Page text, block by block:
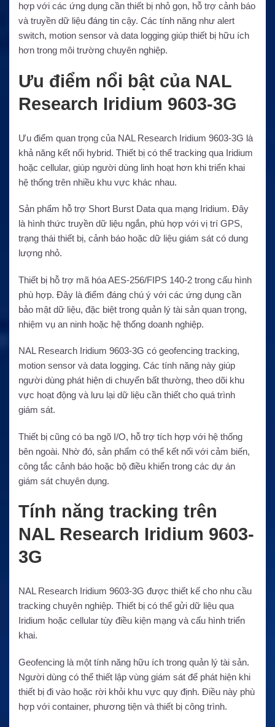
hợp với các ứng dụng cần thiết bị nhỏ gọn, hỗ trợ cảnh báo
và truyền dữ liệu đáng tin cậy. Các tính năng như alert
switch, motion sensor và data logging giúp thiết bị hữu ích
hơn trong môi trường chuyên nghiệp.
Ưu điểm nổi bật của NAL
Research Iridium 9603-3G
Ưu điểm quan trọng của NAL Research Iridium 9603-3G là
khả năng kết nối hybrid. Thiết bị có thể tracking qua Iridium
hoặc cellular, giúp người dùng linh hoạt hơn khi triển khai
hệ thống trên nhiều khu vực khác nhau.
Sản phẩm hỗ trợ Short Burst Data qua mạng Iridium. Đây
là hình thức truyền dữ liệu ngắn, phù hợp với vị trí GPS,
trạng thái thiết bị, cảnh báo hoặc dữ liệu giám sát có dung
lượng nhỏ.
Thiết bị hỗ trợ mã hóa AES-256/FIPS 140-2 trong cấu hình
phù hợp. Đây là điểm đáng chú ý với các ứng dụng cần
bảo mật dữ liệu, đặc biệt trong quản lý tài sản quan trọng,
nhiệm vụ an ninh hoặc hệ thống doanh nghiệp.
NAL Research Iridium 9603-3G có geofencing tracking,
motion sensor và data logging. Các tính năng này giúp
người dùng phát hiện di chuyển bất thường, theo dõi khu
vực hoạt động và lưu lại dữ liệu cần thiết cho quá trình
giám sát.
Thiết bị cũng có ba ngõ I/O, hỗ trợ tích hợp với hệ thống
bên ngoài. Nhờ đó, sản phẩm có thể kết nối với cảm biến,
công tắc cảnh báo hoặc bộ điều khiển trong các dự án
giám sát chuyên dụng.
Tính năng tracking trên
NAL Research Iridium 9603-
3G
NAL Research Iridium 9603-3G được thiết kế cho nhu cầu
tracking chuyên nghiệp. Thiết bị có thể gửi dữ liệu qua
Iridium hoặc cellular tùy điều kiện mạng và cấu hình triển
khai.
Geofencing là một tính năng hữu ích trong quản lý tài sản.
Người dùng có thể thiết lập vùng giám sát để phát hiện khi
thiết bị đi vào hoặc rời khỏi khu vực quy định. Điều này phù
hợp với container, phương tiện và thiết bị công trình.